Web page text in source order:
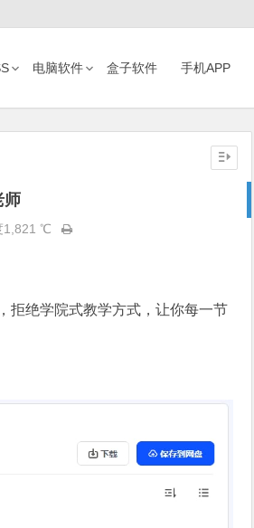
电脑软件 盒子软件 手机APP
师
1,821 ℃
拒绝学院式教学方式，让你每一节